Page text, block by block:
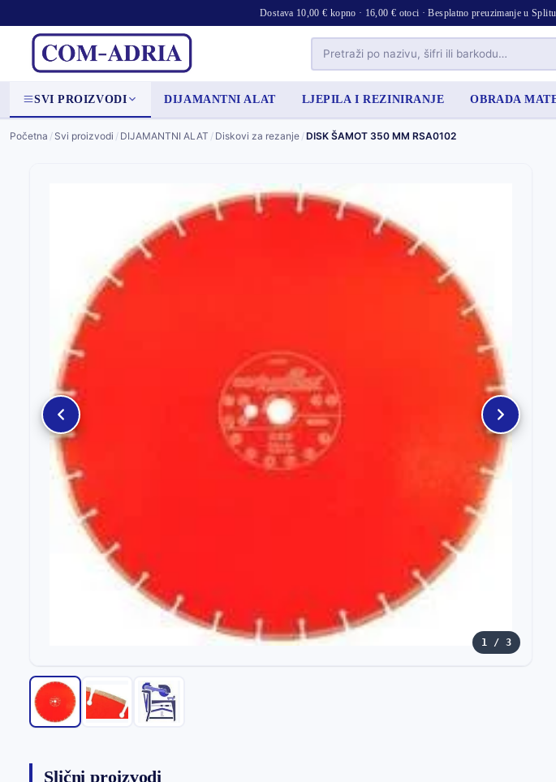
Dostava 10,00 € kopno · 16,00 € otoci · Besplatno preuzimanje u
SVI PROIZVODI DIJAMANTNI ALAT LJEPILA I REZINIRANJE OBRADA
Početna / Svi proizvodi / DIJAMANTNI ALAT / Diskovi za rezanje /DISK ŠAMOT 350 MM RSA0102
1 / 3
Slični proizvodi